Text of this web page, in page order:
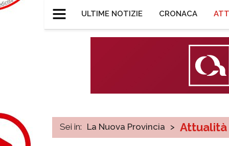
ULTIME NOTIZIE CRONACA
Sei in: La Nuova Provincia > Attualità